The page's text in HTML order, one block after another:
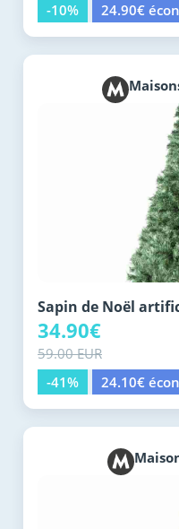
-10%
24.90€
Sapin de Noël
34.90€
59.00 EUR
-41%
24.10€